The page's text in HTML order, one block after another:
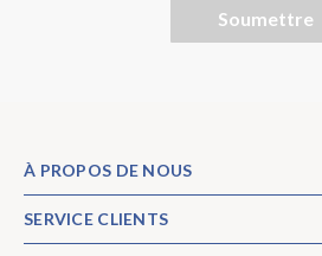
Soumettre
À PROPOS DE NOUS
SERVICE CLIENTS